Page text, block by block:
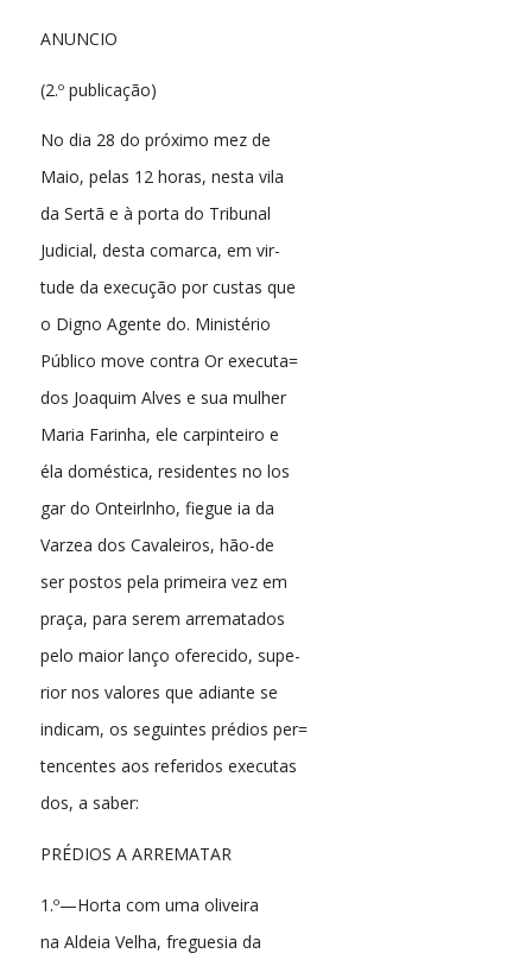
ANUNCIO
(2.º publicação)
No dia 28 do próximo mez de
Maio, pelas 12 horas, nesta vila
da Sertã e à porta do Tribunal
Judicial, desta comarca, em vir-
tude da execução por custas que
o Digno Agente do. Ministério
Público move contra Or executa=
dos Joaquim Alves e sua mulher
Maria Farinha, ele carpinteiro e
éla doméstica, residentes no los
gar do Onteirlnho, fiegue ia da
Varzea dos Cavaleiros, hão-de
ser postos pela primeira vez em
praça, para serem arrematados
pelo maior lanço oferecido, supe-
rior nos valores que adiante se
indicam, os seguintes prédios per=
tencentes aos referidos executas
dos, a saber:
PRÉDIOS A ARREMATAR
1.º—Horta com uma oliveira
na Aldeia Velha, freguesia da